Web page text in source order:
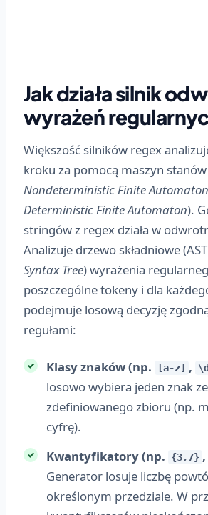
Jak działa silnik
wyrażeń
Większość silników regex
kroku za pomocą maszyn stanów
Nondeterministic Finite Automaton
Deterministic Finite Automaton).
stringów z regex działa w
Analizuje drzewo składniowe
Syntax Tree) wyrażenia
poszczególne tokeny i dla
podejmuje losową decyzję
regułami:
Klasy znaków (np. [a-z] , \d
losowo wybiera jeden znak ze
zdefiniowanego zbioru (np.
cyfrę).
Kwantyfikatory (np.
{3,7} ,
Generator losuje liczbę
określonym przedziale. W